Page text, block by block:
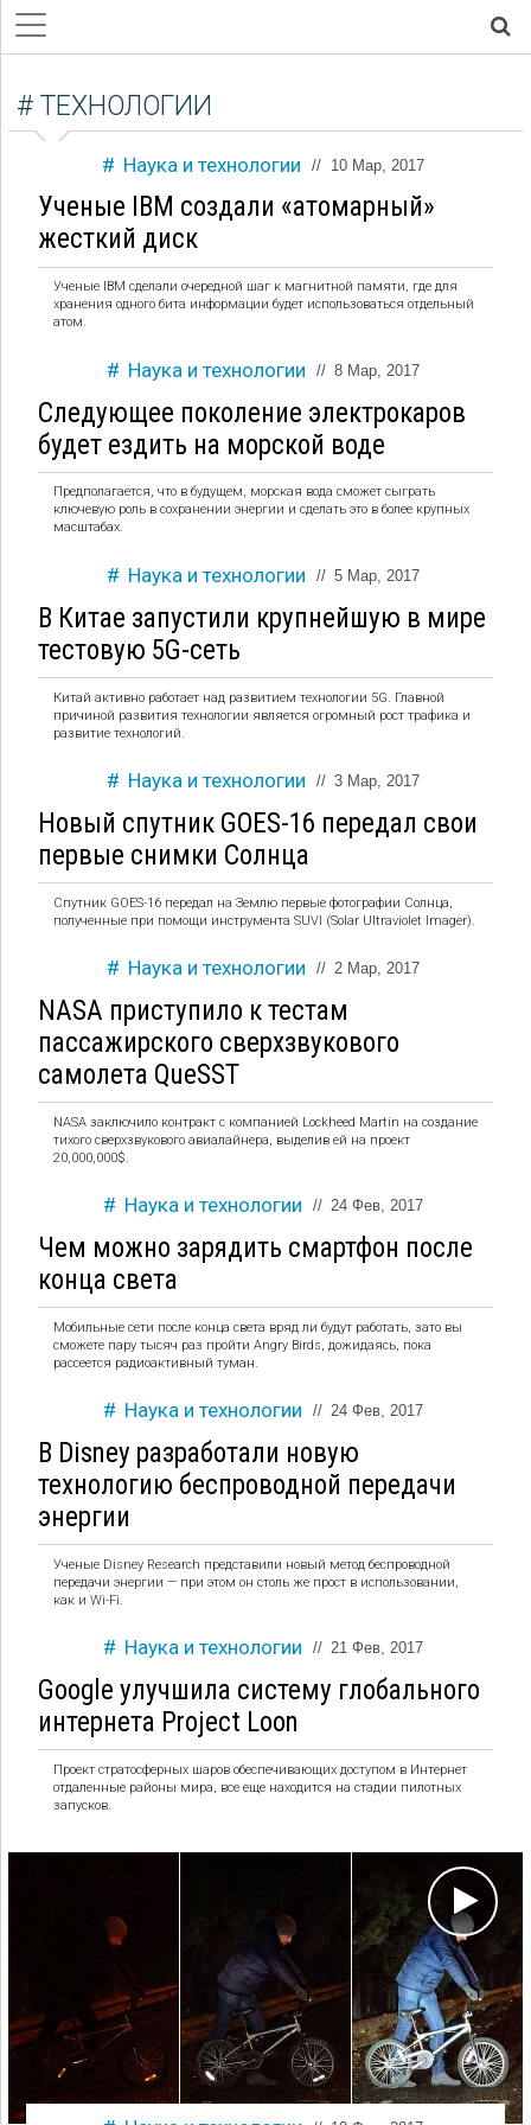
# ТЕХНОЛОГИИ
Наука и технологии // 10 Мар, 2017
Ученые IBM создали «атомарный»
жесткий диск
Ученые IBM сделали очередной шаг к магнитной памяти, где для
хранения одного бита информации будет использоваться отдельный
атом.
Наука и технологии // 8 Мар, 2017
Следующее поколение электрокаров
будет ездить на морской воде
Предполагается, что в будущем, морская вода сможет сыграть
ключевую роль в сохранении энергии и сделать это в более крупных
масштабах.
Наука и технологии // 5 Мар, 2017
В Китае запустили крупнейшую в мире
тестовую 5G-сеть
Китай активно работает над развитием технологии 5G. Главной
причиной развития технологии является огромный рост трафика и
развитие технологий.
Наука и технологии // 3 Мар, 2017
Новый спутник GOES-16 передал свои
первые снимки Солнца
Спутник GOES-16 передал на Землю первые фотографии Солнца,
полученные при помощи инструмента SUVI (Solar Ultraviolet Imager).
Наука и технологии // 2 Мар, 2017
NASA приступило к тестам
пассажирского сверхзвукового
самолета QueSST
NASA заключило контракт с компанией Lockheed Martin на создание
тихого сверхзвукового авиалайнера, выделив ей на проект
20,000,000$.
Наука и технологии // 24 Фев, 2017
Чем можно зарядить смартфон после
конца света
Мобильные сети после конца света вряд ли будут работать, зато вы
сможете пару тысяч раз пройти Angry Birds, дожидаясь, пока
рассеется радиоактивный туман.
Наука и технологии // 24 Фев, 2017
В Disney разработали новую
технологию беспроводной передачи
энергии
Ученые Disney Research представили новый метод беспроводной
передачи энергии — при этом он столь же прост в использовании,
как и Wi-Fi.
Наука и технологии // 21 Фев, 2017
Google улучшила систему глобального
интернета Project Loon
Проект стратосферных шаров обеспечивающих доступом в Интернет
отдаленные районы мира, все еще находится на стадии пилотных
запусков.